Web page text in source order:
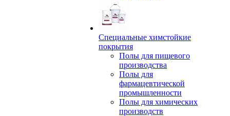
Специальные химстойкие
покрытия
Полы для пищевого
производства
Полы для
фармацевтической
промышленности
Полы для химических
производств